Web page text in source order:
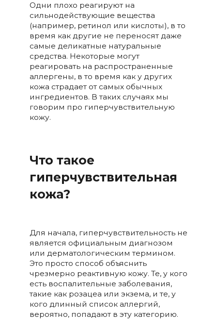
Одни плохо реагируют на
сильнодействующие вещества
(например, ретинол или кислоты), в то
время как другие не переносят даже
самые деликатные натуральные
средства. Некоторые могут
реагировать на распространенные
аллергены, в то время как у других
кожа страдает от самых обычных
ингредиентов. В таких случаях мы
говорим про гиперчувствительную
кожу.
Что такое
гиперчувствительная
кожа?
Для начала, гиперчувствительность не
является официальным диагнозом
или дерматологическим термином.
Это просто способ объяснить
чрезмерно реактивную кожу. Те, у кого
есть воспалительные заболевания,
такие как розацеа или экзема, и те, у
кого длинный список аллергий,
вероятно, попадают в эту категорию.